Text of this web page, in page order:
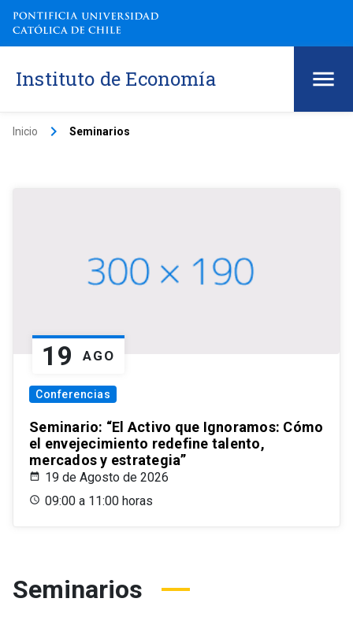
Instituto de Economía
Inicio keyboard_arrow_right Seminarios
19 AGO
Conferencias
Seminario: “El Activo que Ignoramos: Cómo
el envejecimiento redefine talento,
mercados y estrategia”
19 de Agosto de 2026
09:00 a 11:00 horas
Seminarios